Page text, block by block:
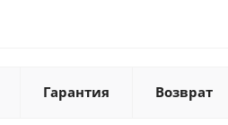
Гарантия Возврат